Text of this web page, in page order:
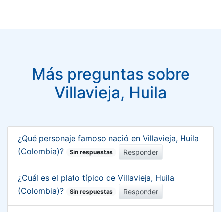
Más preguntas sobre
Villavieja, Huila
¿Qué personaje famoso nació en Villavieja, Huila
(Colombia)?
Sin respuestas Responder
¿Cuál es el plato típico de Villavieja, Huila
(Colombia)?
Sin respuestas Responder